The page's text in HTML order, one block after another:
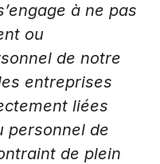
à ne pas
ou
de notre
entreprises
liées
personnel de
de plein